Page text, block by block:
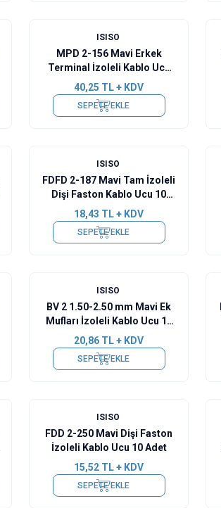
ISISO
MPD 2-156 Mavi Erkek
Terminal İzoleli Kablo Ucu
10 Adet
40,25 TL + KDV
SEPETE EKLE
ISISO
FDFD 2-187 Mavi Tam İzoleli
Dişi Faston Kablo Ucu 10
Adet
18,43 TL + KDV
SEPETE EKLE
ISISO
BV 2 1.50-2.50 mm Mavi Ek
Mufları İzoleli Kablo Ucu 10
Adet
20,86 TL + KDV
SEPETE EKLE
ISISO
FDD 2-250 Mavi Dişi Faston
İzoleli Kablo Ucu 10 Adet
15,52 TL + KDV
SEPETE EKLE